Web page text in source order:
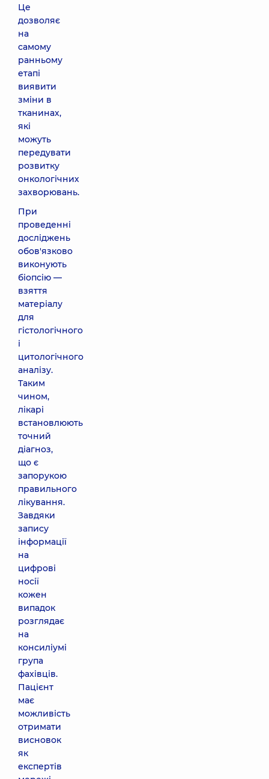
Це
дозволяє
на
самому
ранньому
етапі
виявити
зміни в
тканинах,
які
можуть
передувати
розвитку
онкологічних
захворювань.
При
проведенні
досліджень
обов'язково
виконують
біопсію —
взяття
матеріалу
для
гістологічного
і
цитологічного
аналізу.
Таким
чином,
лікарі
встановлюють
точний
діагноз,
що є
запорукою
правильного
лікування.
Завдяки
запису
інформації
на
цифрові
носії
кожен
випадок
розглядає
на
консиліумі
група
фахівців.
Пацієнт
має
можливість
отримати
висновок
як
експертів